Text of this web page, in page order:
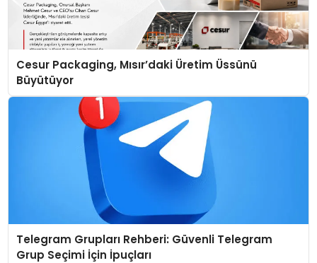
Cesur Packaging, Mısır’daki Üretim Üssünü
Büyütüyor
Telegram Grupları Rehberi: Güvenli Telegram
Grup Seçimi İçin İpuçları